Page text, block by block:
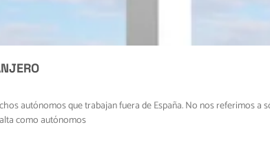
autónomos que trabajan fuera de España. No nos referimos
como autónomos